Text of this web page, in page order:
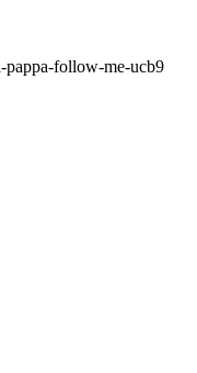
pappa-follow-me-ucb9